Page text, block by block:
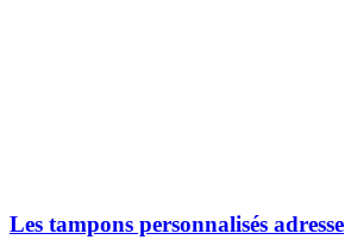
Les tampons personnalisés adresse